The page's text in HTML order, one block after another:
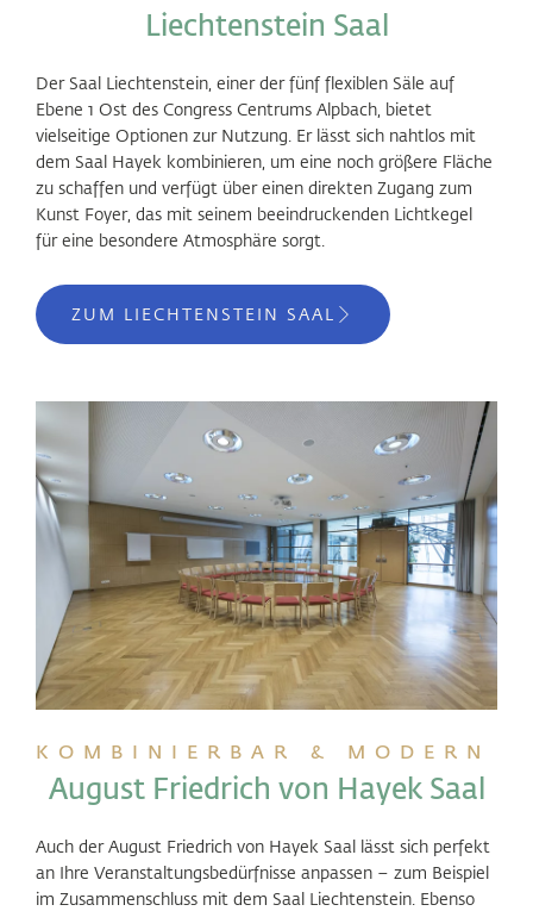
Liechtenstein Saal
Der Saal Liechtenstein, einer der fünf flexiblen Säle auf
Ebene 1 Ost des Congress Centrums Alpbach, bietet
vielseitige Optionen zur Nutzung. Er lässt sich nahtlos mit
dem Saal Hayek kombinieren, um eine noch größere Fläche
zu schaffen und verfügt über einen direkten Zugang zum
Kunst Foyer, das mit seinem beeindruckenden Lichtkegel
für eine besondere Atmosphäre sorgt.
ZUM LIECHTENSTEIN SAAL
KOMBINIERBAR & MODERN
August Friedrich von Hayek Saal
Auch der August Friedrich von Hayek Saal lässt sich perfekt
an Ihre Veranstaltungsbedürfnisse anpassen – zum Beispiel
im Zusammenschluss mit dem Saal Liechtenstein. Ebenso